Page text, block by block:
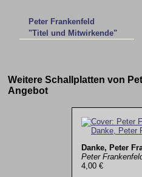
Peter Frankenfeld
"Titel und Mitwirkende"
Weitere Schallplatten von
Angebot
Danke, Peter
Peter
4,00 €